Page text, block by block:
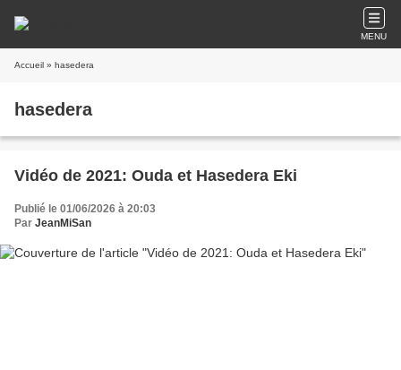
MENU
Accueil » hasedera
hasedera
Vidéo de 2021: Ouda et Hasedera Eki
Publié le 01/06/2026 à 20:03
Par JeanMiSan